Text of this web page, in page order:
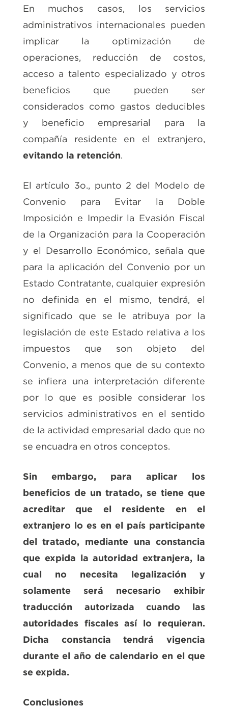
En muchos casos, los servicios
administrativos internacionales pueden
implicar la optimización de
operaciones, reducción de costos,
acceso a talento especializado y otros
beneficios que pueden ser
considerados como gastos deducibles
y beneficio empresarial para la
compañía residente en el extranjero,
evitando la retención.
El artículo 3o., punto 2 del Modelo de
Convenio para Evitar la Doble
Imposición e Impedir la Evasión Fiscal
de la Organización para la Cooperación
y el Desarrollo Económico, señala que
para la aplicación del Convenio por un
Estado Contratante, cualquier expresión
no definida en el mismo, tendrá, el
significado que se le atribuya por la
legislación de este Estado relativa a los
impuestos que son objeto del
Convenio, a menos que de su contexto
se infiera una interpretación diferente
por lo que es posible considerar los
servicios administrativos en el sentido
de la actividad empresarial dado que no
se encuadra en otros conceptos.
Sin embargo, para aplicar los
beneficios de un tratado, se tiene que
acreditar que el residente en el
extranjero lo es en el país participante
del tratado, mediante una constancia
que expida la autoridad extranjera, la
cual no necesita legalización y
solamente será necesario exhibir
traducción autorizada cuando las
autoridades fiscales así lo requieran.
Dicha constancia tendrá vigencia
durante el año de calendario en el que
se expida.
Conclusiones